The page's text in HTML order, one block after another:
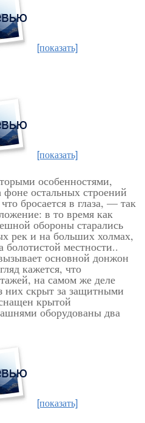
[показать]
[показать]
особенностями,
остальных строений
бросается в глаза, — так
в то время как
обороны старались
рек и на больших холмах,
местности..
основной донжон
кажется, что
на самом же деле
них скрыт за защитными
крытой
оборудованы два
[показать]